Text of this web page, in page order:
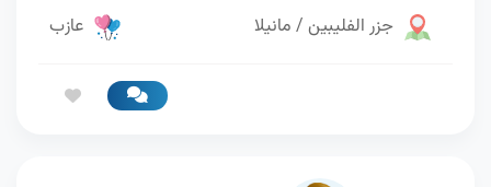
جزر الفليبين / مانيلا عازب